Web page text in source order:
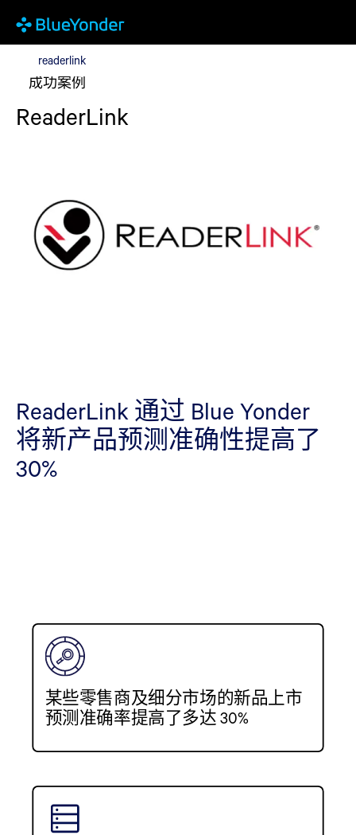
readerlinkreaderlink
成功案例
ReaderLink
ReaderLink 通过 Blue Yonder
将新产品预测准确性提高了
30%
某些零售商及细分市场的新品上市
预测准确率提高了多达 30%